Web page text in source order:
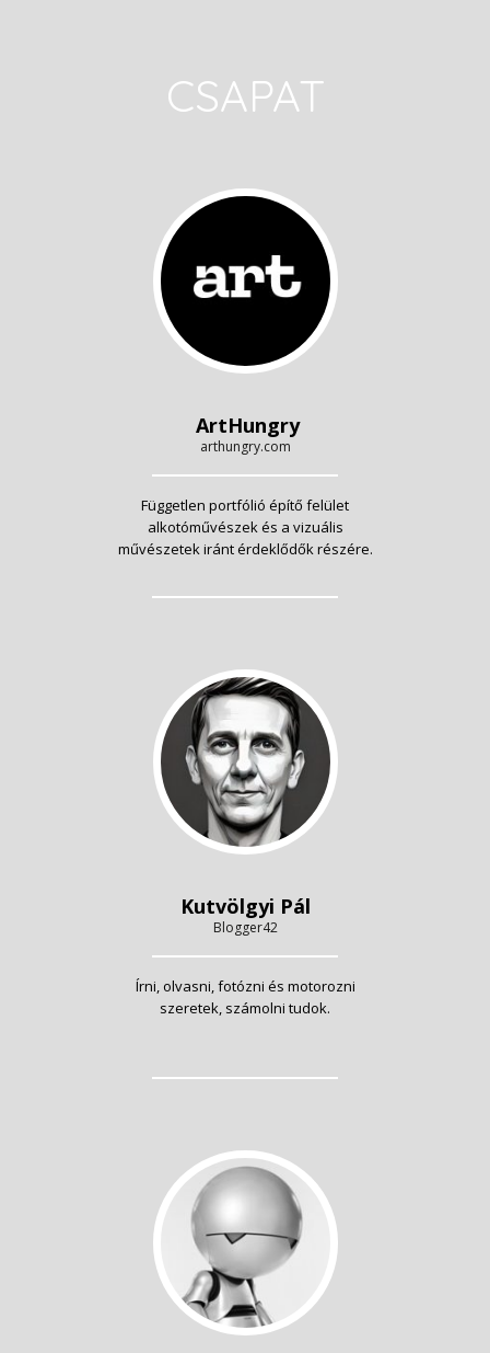
CSAPAT
ArtHungry
arthungry.com
Független portfólió építő felület
alkotóművészek és a vizuális
művészetek iránt érdeklődők részére.
Kutvölgyi Pál
Blogger42
Írni, olvasni, fotózni és motorozni
szeretek, számolni tudok.